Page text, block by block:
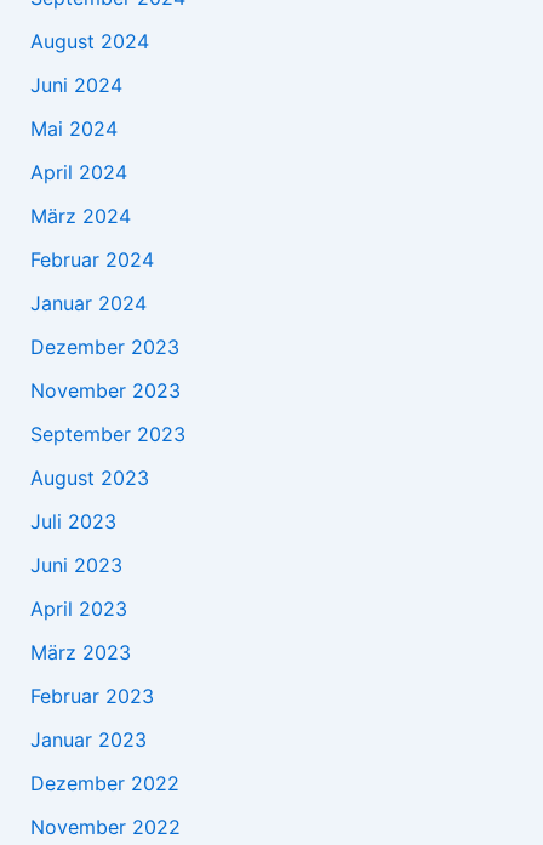
August 2024
Juni 2024
Mai 2024
April 2024
März 2024
Februar 2024
Januar 2024
Dezember 2023
November 2023
September 2023
August 2023
Juli 2023
Juni 2023
April 2023
März 2023
Februar 2023
Januar 2023
Dezember 2022
November 2022